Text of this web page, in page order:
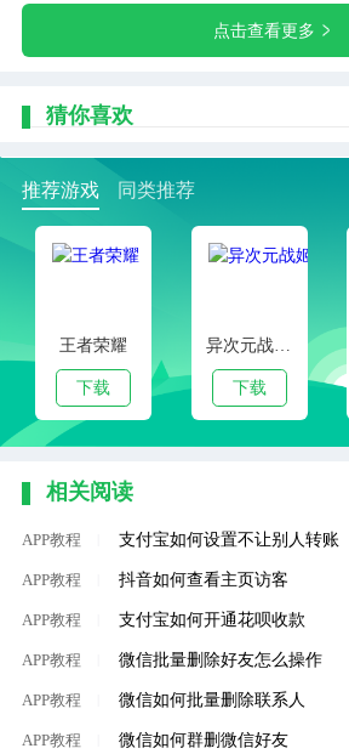
点击查看更多
猜你喜欢
推荐游戏 同类推荐
王者荣耀
下载
异次元战姬手游下载
下载
相关阅读
APP教程 支付宝如何设置不让别人转账
APP教程 抖音如何查看主页访客
APP教程 支付宝如何开通花呗收款
APP教程 微信批量删除好友怎么操作
APP教程 微信如何批量删除联系人
APP教程 微信如何群删微信好友